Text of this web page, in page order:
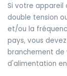
Si votre
double tension
et/ou la
pays, vous
branchement
d'alimentation